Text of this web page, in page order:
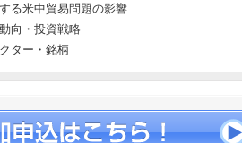
る米中貿易問題の影響
向・投資戦略
ター・銘柄